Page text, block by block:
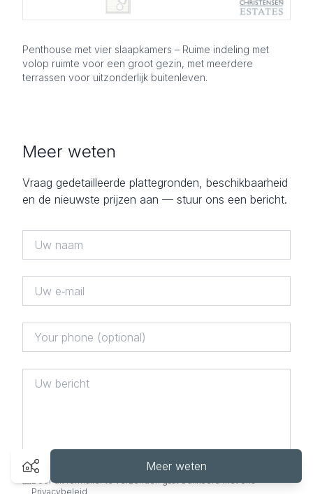
Penthouse met vier slaapkamers – Ruime indeling met
volop ruimte voor een groot gezin, met meerdere
terrassen voor uitzonderlijk buitenleven.
Meer weten
Vraag gedetailleerde plattegronden, beschikbaarheid
en de nieuwste prijzen aan — stuur ons een bericht.
Door dit formulier te verzenden gaat u akkoord met ons
Privacybeleid
Meer weten